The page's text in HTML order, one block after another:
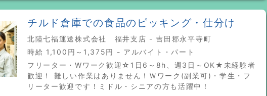
チルド倉庫での食品のピッキング・仕分け
北陸七福運送株式会社 福井支店 - 吉田郡永平寺町
時給 1,100円～1,375円 - アルバイト・パート
フリーター・Wワーク歓迎☆1日6～8h、週3日～OK★未経験者
歓迎！ 難しい作業はありません！Ｗワーク(副業可)・学生・フ
リーター歓迎です！ミドル・シニアの方も活躍中！